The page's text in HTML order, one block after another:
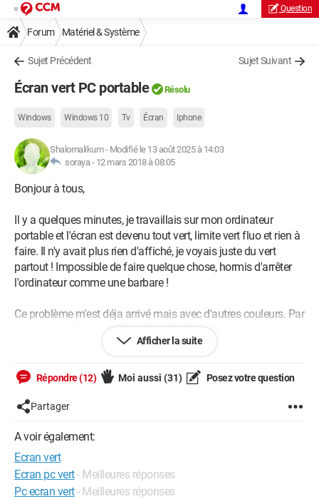
Question
Forum Matériel & Système
Sujet Précédent Sujet Suivant
Écran vert PC portable Résolu
Windows Windows 10 Tv Écran Iphone
Shalomalikum- Modifié le 13 août 2025 à 14:03
soraya - 12 mars 2018 à 08:05
Bonjour à tous,
Il y a quelques minutes, je travaillais sur mon ordinateur
portable et l'écran est devenu tout vert, limite vert fluo et rien à
faire. Il n'y avait plus rien d'affiché, je voyais juste du vert
partout ! Impossible de faire quelque chose, hormis d'arrêter
l'ordinateur comme une barbare !
Ce problème m'est déja arrivé mais avec d'autres couleurs. Par
exemple une fois c'était un écran tout rose !
énormément besoin de mon PC, je suis étudiante, et vais
si quelqu'un pouvait me renseigner, ça me rassurerait...
Merci beaucoup.
Ordinateur portable :ACER Aspire 1640Z
Système d'exploitation :Windows XP
Afficher la suite
Répondre (12) Moi aussi (31) Posez votre question
Partager
A voir également:
Ecran vert
Ecran pc vert- Meilleures réponses
Pc ecran vert- Meilleures réponses